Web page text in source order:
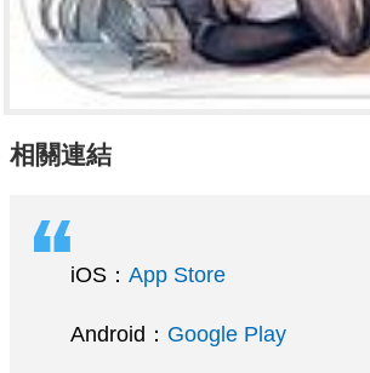
相關連結
iOS： App Store
Android： Google Play